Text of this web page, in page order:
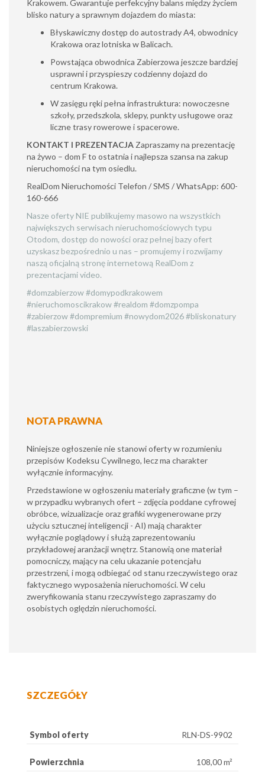
Krakowem. Gwarantuje perfekcyjny balans między życiem
blisko natury a sprawnym dojazdem do miasta:
Błyskawiczny dostęp do autostrady A4, obwodnicy
Krakowa oraz lotniska w Balicach.
Powstająca obwodnica Zabierzowa jeszcze bardziej
usprawni i przyspieszy codzienny dojazd do
centrum Krakowa.
W zasięgu ręki pełna infrastruktura: nowoczesne
szkoły, przedszkola, sklepy, punkty usługowe oraz
liczne trasy rowerowe i spacerowe.
KONTAKT I PREZENTACJA Zapraszamy na prezentację
na żywo – dom F to ostatnia i najlepsza szansa na zakup
nieruchomości na tym osiedlu.
RealDom Nieruchomości Telefon / SMS / WhatsApp: 600-
160-666
Nasze oferty NIE publikujemy masowo na wszystkich
największych serwisach nieruchomościowych typu
Otodom, dostęp do nowości oraz pełnej bazy ofert
uzyskasz bezpośrednio u nas – promujemy i rozwijamy
naszą oficjalną stronę internetową RealDom z
prezentacjami video.
#domzabierzow #domypodkrakowem
#nieruchomoscikrakow #realdom #domzpompa
#zabierzow #dompremium #nowydom2026 #bliskonatury
#laszabierzowski
NOTA PRAWNA
Niniejsze ogłoszenie nie stanowi oferty w rozumieniu
przepisów Kodeksu Cywilnego, lecz ma charakter
wyłącznie informacyjny.
​Przedstawione w ogłoszeniu materiały graficzne (w tym –
w przypadku wybranych ofert – zdjęcia poddane cyfrowej
obróbce, wizualizacje oraz grafiki wygenerowane przy
użyciu sztucznej inteligencji - AI) mają charakter
wyłącznie poglądowy i służą zaprezentowaniu
przykładowej aranżacji wnętrz. Stanowią one materiał
pomocniczy, mający na celu ukazanie potencjału
przestrzeni, i mogą odbiegać od stanu rzeczywistego oraz
faktycznego wyposażenia nieruchomości. W celu
zweryfikowania stanu rzeczywistego zapraszamy do
osobistych oględzin nieruchomości.
SZCZEGÓŁY
Symbol oferty RLN-DS-9902
Powierzchnia 108,00 m²